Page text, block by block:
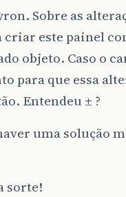
Sobre as
este painel
objeto. Caso o
para que essa
Entendeu ± ?
uma solução
sorte!